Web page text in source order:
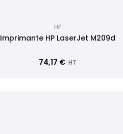
HP
Imprimante HP LaserJet M209d
74,17 € HT